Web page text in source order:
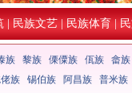
民族文艺 民族体育
族 黎族 傈僳族 佤族
畲族
族
锡伯族 阿昌族
普米族